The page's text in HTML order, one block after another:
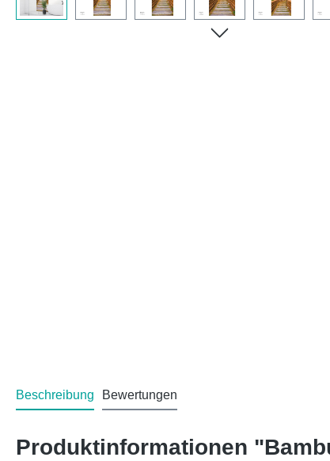
Beschreibung Bewertungen
Produktinformationen